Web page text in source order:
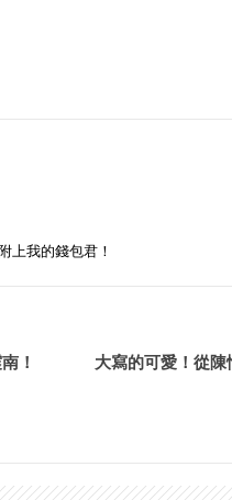
上我的錢包君！
！
大寫的可愛！從